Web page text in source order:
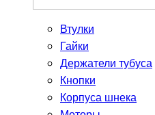
Втулки
Гайки
Держатели тубуса
Кнопки
Корпуса шнека